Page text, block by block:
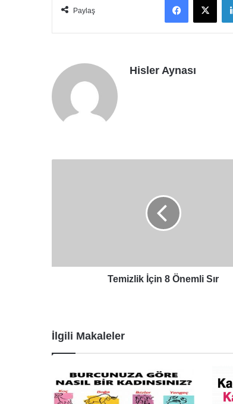
Paylaş
Hisler Aynası
Temizlik İçin 8 Önemli Sır
İlgili Makaleler